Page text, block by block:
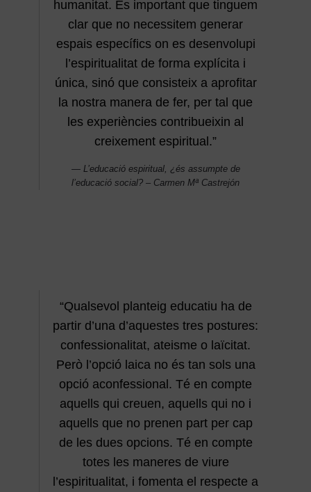
humanitat. És important que tinguem
clar que no necessitem generar
espais específics on es desenvolupi
l’espiritualitat de forma explícita i
única, sinó que consisteix a aprofitar
la nostra manera de fer, per tal que
les experiències contribueixin al
creixement espiritual.”
L’educació espiritual, ¿és assumpte de
l’educació social? – Carmen Mª Castrejón
“Qualsevol planteig educatiu ha de
partir d’una d’aquestes tres postures:
confessionalitat, ateisme o laïcitat.
Però l’opció laica no és tan sols una
opció aconfessional. Té en compte
aquells qui creuen, aquells qui no i
aquells que no prenen part per cap
de les dues opcions. Té en compte
totes les maneres de viure
l’espiritualitat, i fomenta el respecte a